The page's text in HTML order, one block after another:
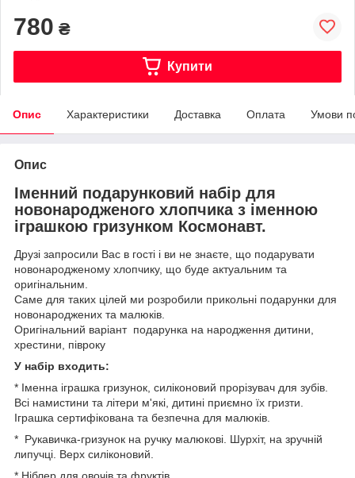
780 ₴
Купити
Опис Характеристики Доставка Оплата Умови
Опис
Іменний подарунковий набір для
новонародженого хлопчика з іменною
іграшкою гризунком Космонавт.
Друзі запросили Вас в гості і ви не знаєте, що подарувати
новонародженому хлопчику, що буде актуальним та
оригінальним.
Саме для таких цілей ми розробили прикольні подарунки для
новонароджених та малюків.
Оригінальний варіант подарунка на народження дитини,
хрестини, півроку
У набір входить:
* Іменна іграшка гризунок, силіконовий прорізувач для зубів.
Всі намистини та літери м'які, дитині приємно їх гризти.
Іграшка сертифікована та безпечна для малюків.
* Рукавичка-гризунок на ручку малюкові. Шурхіт, на зручній
липучці. Верх силіконовий.